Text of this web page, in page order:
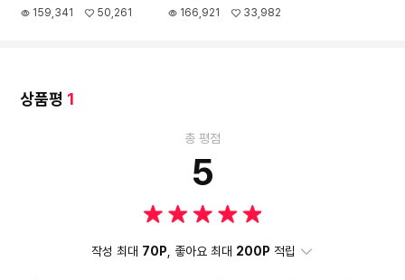
159,341
50,261
166,921
33,982
상품평 1
총 평점
5
작성 최대 70P, 좋아요 최대 200P 적립